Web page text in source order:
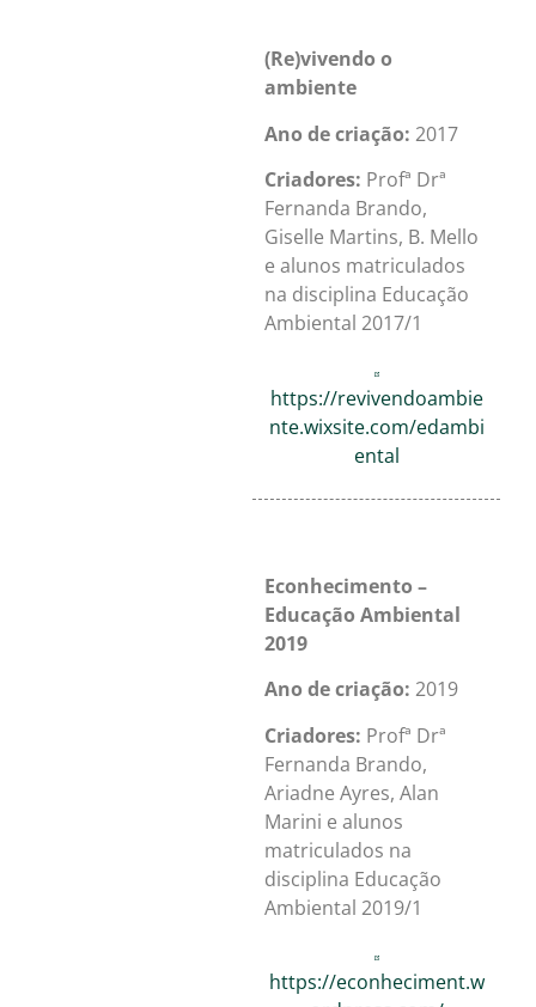
(Re)vivendo o
ambiente
Ano de criação:2017
Criadores: Profª Drª
Fernanda Brando,
Giselle Martins, B. Mello
e alunos matriculados
na disciplina Educação
Ambiental 2017/1
https://revivendoambie
nte.wixsite.com/edambi
ental
Econhecimento –
Educação Ambiental
2019
Ano de criação:2019
Criadores: Profª Drª
Fernanda Brando,
Ariadne Ayres, Alan
Marini e alunos
matriculados na
disciplina Educação
Ambiental 2019/1
https://econheciment.w